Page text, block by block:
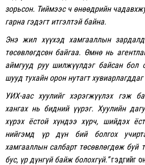
зорьсон. Тиймээс ч өнөөдрийн
гарна гэдэгт итгэлтэй байна.
Энэ жил хүүхэд хамгааллын
төсөвлөгдсөн байгаа. Өмнө нь
аймгууд руу шилжүүлдэг байсан бол
шууд тухайн орон нутагт
УИХ-аас хуулийг хэрэгжүүлэх гэж
хангах нь бидний үүрэг. Хуулийн
хүрэх ёстой хүндээ хүрч, шийдэх
нийгэмд үр дүн бий болгох
хамгааллын салбарт төсөвлөгдөж буй
бус, үр дүнгүй байж болохгүй.”гэдгийг